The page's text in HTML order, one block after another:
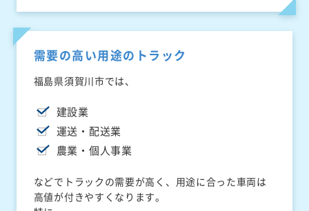
需要の高い用途のトラック
福島県須賀川市では、
建設業
運送・配送業
農業・個人事業
などでトラックの需要が高く、用途に合った車両は
高値が付きやすくなります。